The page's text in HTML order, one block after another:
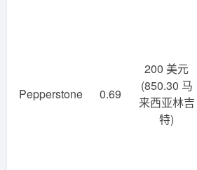
Pepperstone 0.69
200 美元
(850.30 马
来西亚林吉
特)